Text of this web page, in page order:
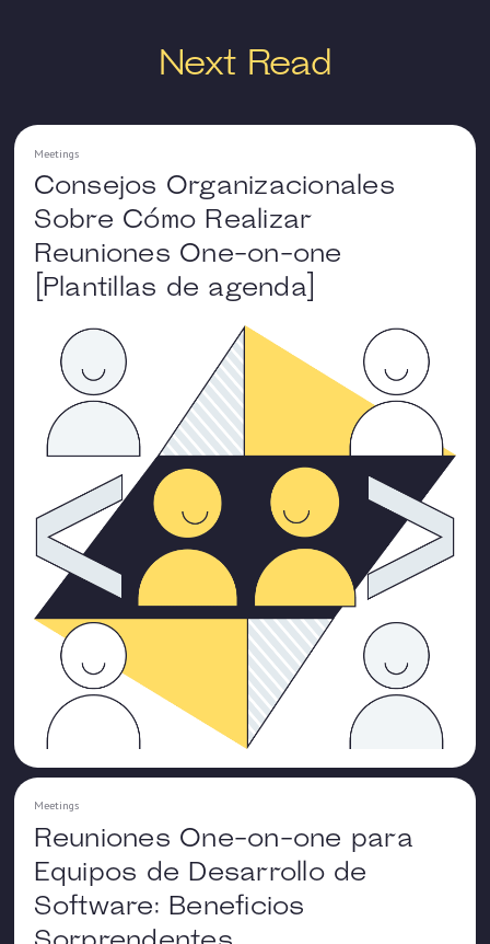
Next Read
Meetings
Consejos Organizacionales
Sobre Cómo Realizar
Reuniones One-on-one
[Plantillas de agenda]
Meetings
Reuniones One-on-one para
Equipos de Desarrollo de
Software: Beneficios